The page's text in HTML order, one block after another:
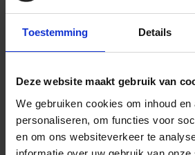
Toestemming Details
Deze website maakt gebruik van
We gebruiken cookies om inhoud en
personaliseren, om functies voor
en om ons websiteverkeer te